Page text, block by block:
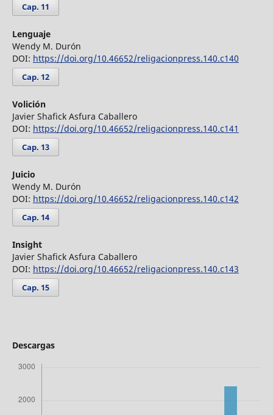
Cap. 11
Lenguaje
Wendy M. Durón
DOI: https://doi.org/10.46652/religacionpress.140.c140
Cap. 12
Volición
Javier Shafick Asfura Caballero
DOI: https://doi.org/10.46652/religacionpress.140.c141
Cap. 13
Juicio
Wendy M. Durón
DOI: https://doi.org/10.46652/religacionpress.140.c142
Cap. 14
Insight
Javier Shafick Asfura Caballero
DOI: https://doi.org/10.46652/religacionpress.140.c143
Cap. 15
Descargas